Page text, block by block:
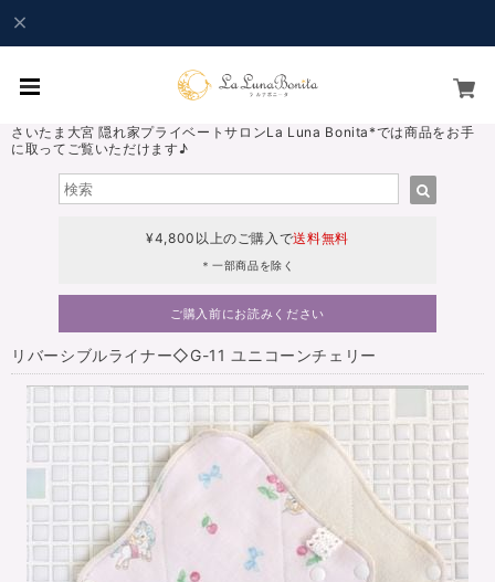
さいたま大宮 隠れ家プライベートサロンLa Luna Bonita*では商品をお手
に取ってご覧いただけます♪
¥4,800以上のご購入で送料無料
＊一部商品を除く
ご購入前にお読みください
リバーシブルライナー◇G-11 ユニコーンチェリー